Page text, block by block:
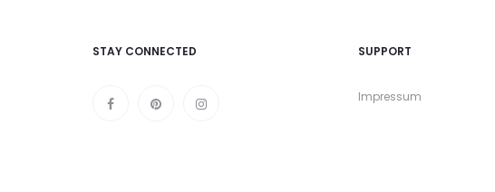
STAY CONNECTED SUPPORT
Impressum